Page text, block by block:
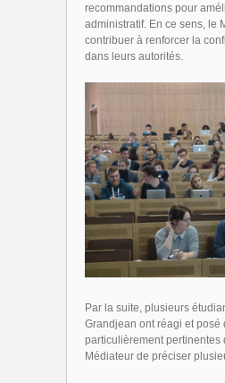
recommandations pour
administratif. En ce sens, le
contribuer à renforcer la
dans leurs autorités.
Par la suite, plusieurs
Grandjean ont réagi et posé
particulièrement pertinentes
Médiateur de préciser